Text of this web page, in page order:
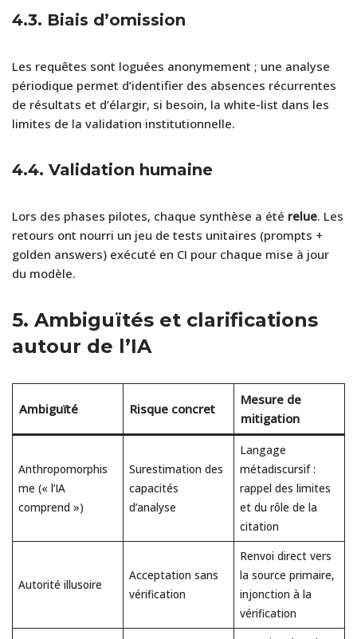
4.3. Biais d’omission
Les requêtes sont loguées anonymement ; une analyse
périodique permet d’identifier des absences récurrentes
de résultats et d’élargir, si besoin, la white-list dans les
limites de la validation institutionnelle.
4.4. Validation humaine
Lors des phases pilotes, chaque synthèse a été relue. Les
retours ont nourri un jeu de tests unitaires (prompts +
golden answers) exécuté en CI pour chaque mise à jour
du modèle.
5. Ambiguïtés et clarifications
autour de l’IA
Ambiguïté Risque concret
Mesure de
mitigation
Anthropomorphis
me (« l’IA
comprend »)
Surestimation des
capacités
d’analyse
Langage
métadiscursif :
rappel des limites
et du rôle de la
citation
Autorité illusoire
Acceptation sans
vérification
Renvoi direct vers
la source primaire,
injonction à la
vérification